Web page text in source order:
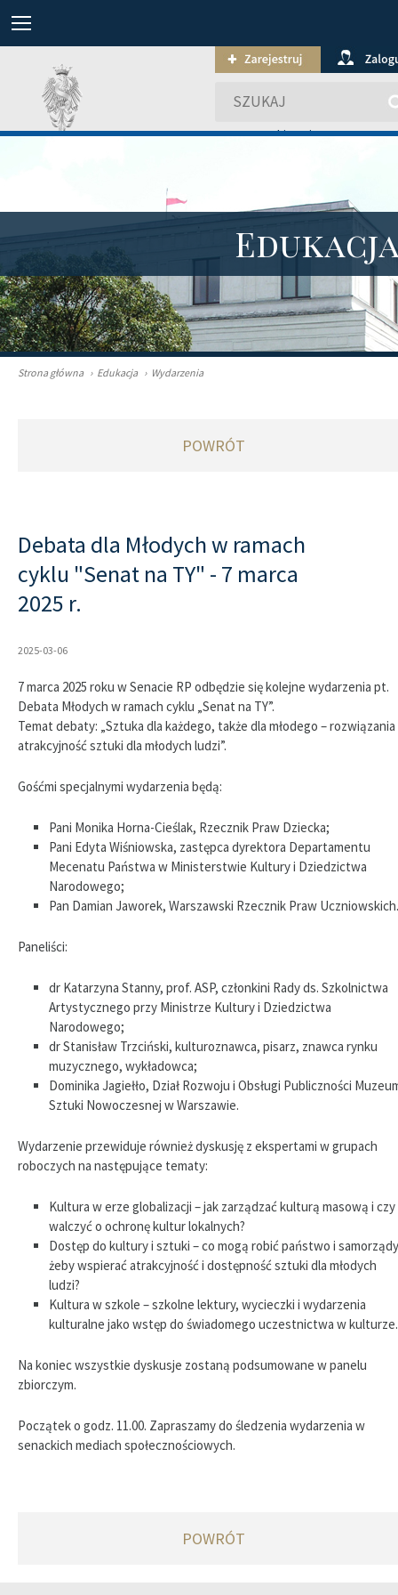
wyszukiwanie
Strona główna › Edukacja › Wydarzenia
POWRÓT
Debata dla Młodych w ramach
cyklu "Senat na TY" - 7 marca
2025 r.
2025-03-06
7 marca 2025 roku w Senacie RP odbędzie się kolejne wydarzenia pt.
Debata Młodych w ramach cyklu „Senat na TY”.
Temat debaty: „Sztuka dla każdego, także dla młodego – rozwiązania
atrakcyjność sztuki dla młodych ludzi”.
Gośćmi specjalnymi wydarzenia będą:
Pani Monika Horna-Cieślak, Rzecznik Praw Dziecka;
Pani Edyta Wiśniowska, zastępca dyrektora Departamentu
Mecenatu Państwa w Ministerstwie Kultury i Dziedzictwa
Narodowego;
Pan Damian Jaworek, Warszawski Rzecznik Praw Uczniowskich.
Paneliści:
dr Katarzyna Stanny, prof. ASP, członkini Rady ds. Szkolnictwa
Artystycznego przy Ministrze Kultury i Dziedzictwa
Narodowego;
dr Stanisław Trzciński, kulturoznawca, pisarz, znawca rynku
muzycznego, wykładowca;
Dominika Jagiełło, Dział Rozwoju i Obsługi Publiczności
Sztuki Nowoczesnej w Warszawie.
Wydarzenie przewiduje również dyskusję z ekspertami w grupach
roboczych na następujące tematy:
Kultura w erze globalizacji – jak zarządzać kulturą masową i czy
walczyć o ochronę kultur lokalnych?
Dostęp do kultury i sztuki – co mogą robić państwo i
żeby wspierać atrakcyjność i dostępność sztuki dla młodych
ludzi?
Kultura w szkole – szkolne lektury, wycieczki i wydarzenia
kulturalne jako wstęp do świadomego uczestnictwa w kulturze.
Na koniec wszystkie dyskusje zostaną podsumowane w panelu
zbiorczym.
Początek o godz. 11.00. Zapraszamy do śledzenia wydarzenia w
senackich mediach społecznościowych.
POWRÓT